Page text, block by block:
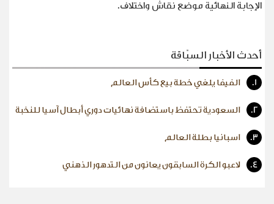
الإجابة النهائية موضع نقاش واختلاف.
أحدث الأخبار السبّاقة
1. الفيفا يلغي خطة بيع كأس العالم
2. السعودية تحتفظ باستضافة نهائيات دوري أبطال آسيا للنخبة
3. اسبانيا بطلة العالم
4. لاعبو الكرة السابقون يعانون من التدهور الذهني